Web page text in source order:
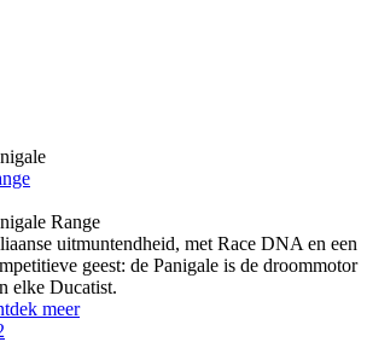
Range
uitmuntendheid, met Race DNA en een
geest: de Panigale is de droommotor
elke Ducatist.
meer